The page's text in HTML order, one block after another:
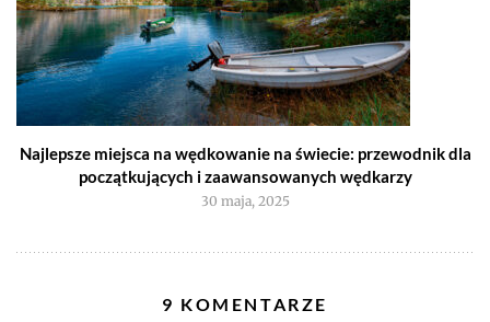
Najlepsze miejsca na wędkowanie na świecie: przewodnik dla
początkujących i zaawansowanych wędkarzy
30 maja, 2025
9 KOMENTARZE